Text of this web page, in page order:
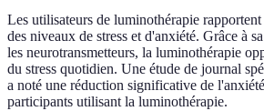
Les utilisateurs de luminothérapie
des niveaux de stress et d'anxiété. Grâce à
les neurotransmetteurs, la luminothérapie
du stress quotidien. Une étude de journal
a noté une réduction significative de
participants utilisant la luminothérapie.